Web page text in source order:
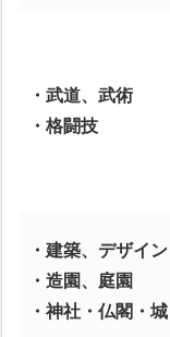
・武道、武術
・格闘技
・建築、デザイン
・造園、庭園
・神社・仏閣・城